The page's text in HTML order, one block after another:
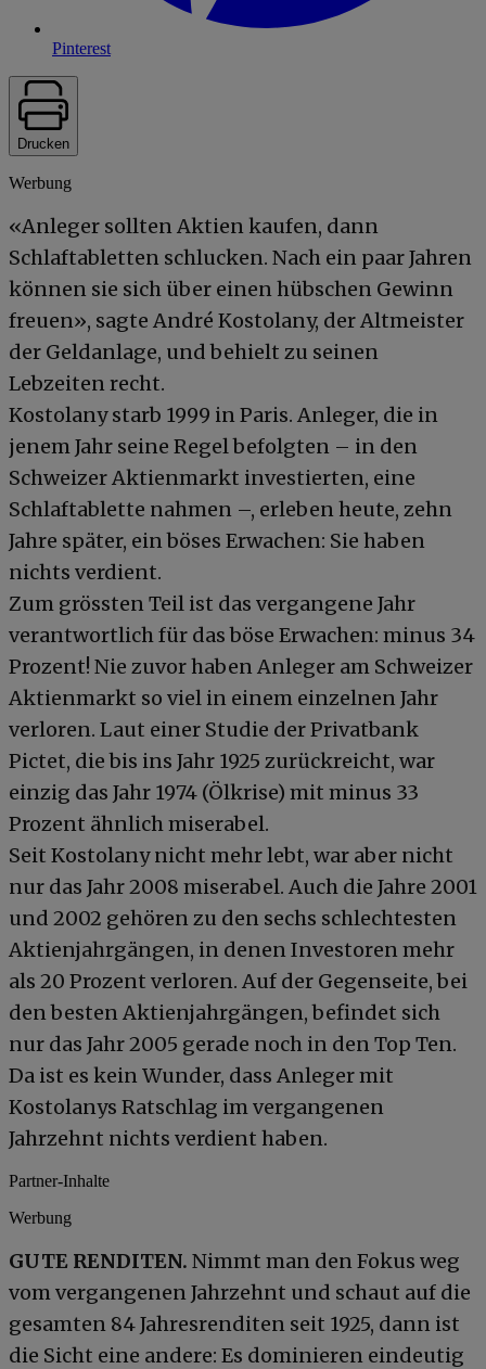
Pinterest
Drucken
Werbung
«Anleger sollten Aktien kaufen, dann
Schlaftabletten schlucken. Nach ein paar Jahren
können sie sich über einen hübschen Gewinn
freuen», sagte André Kostolany, der Altmeister
der Geldanlage, und behielt zu seinen
Lebzeiten recht.
Kostolany starb 1999 in Paris. Anleger, die in
jenem Jahr seine Regel befolgten – in den
Schweizer Aktienmarkt investierten, eine
Schlaftablette nahmen –, erleben heute, zehn
Jahre später, ein böses Erwachen: Sie haben
nichts verdient.
Zum grössten Teil ist das vergangene Jahr
verantwortlich für das böse Erwachen: minus 34
Prozent! Nie zuvor haben Anleger am Schweizer
Aktienmarkt so viel in einem einzelnen Jahr
verloren. Laut einer Studie der Privatbank
Pictet, die bis ins Jahr 1925 zurückreicht, war
einzig das Jahr 1974 (Ölkrise) mit minus 33
Prozent ähnlich miserabel.
Seit Kostolany nicht mehr lebt, war aber nicht
nur das Jahr 2008 miserabel. Auch die Jahre 2001
und 2002 gehören zu den sechs schlechtesten
Aktienjahrgängen, in denen Investoren mehr
als 20 Prozent verloren. Auf der Gegenseite, bei
den besten Aktienjahrgängen, befindet sich
nur das Jahr 2005 gerade noch in den Top Ten.
Da ist es kein Wunder, dass Anleger mit
Kostolanys Ratschlag im vergangenen
Jahrzehnt nichts verdient haben.
Partner-Inhalte
Werbung
GUTE RENDITEN. Nimmt man den Fokus weg
vom vergangenen Jahrzehnt und schaut auf die
gesamten 84 Jahresrenditen seit 1925, dann ist
die Sicht eine andere: Es dominieren eindeutig